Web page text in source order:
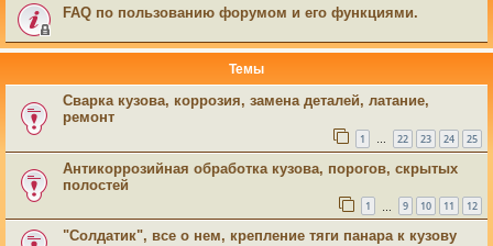
FAQ по пользованию форумом и его функциями.
Темы
Сварка кузова, коррозия, замена деталей, латание,
ремонт
1 … 22 23 24 25
Антикоррозийная обработка кузова, порогов, скрытых
полостей
1 9 10 11 12
"Солдатик", все о нем, крепление тяги панара к кузову